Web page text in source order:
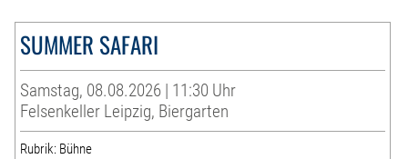
SUMMER SAFARI
Samstag, 08.08.2026 | 11:30 Uhr
Felsenkeller Leipzig, Biergarten
Rubrik: Bühne